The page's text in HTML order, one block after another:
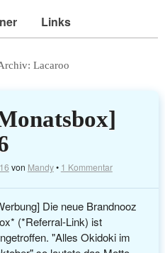
Links
Lacaroo
von Mandy• 1 Kommentar
Die neue Brandnooz
(*Referral-Link) ist
"Alles Okidoki im